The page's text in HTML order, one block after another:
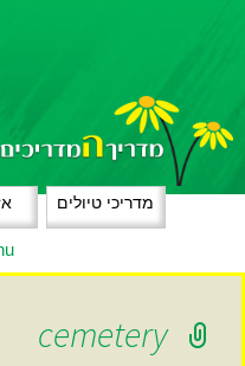
מדריכי טיולים
cemetery